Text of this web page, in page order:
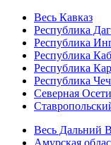
Весь Кавказ
Республика
Республика
Республика
Республика
Республика
Северная
Весь Дальний
Амурская